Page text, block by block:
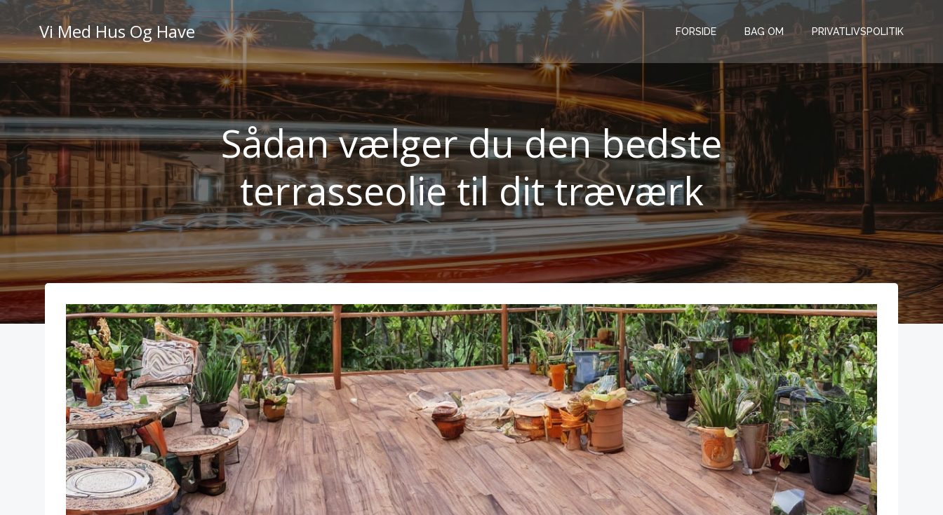
Videre
indholdVi Med Hus Og Have FORSIDE BAG OM PRIVATLIVSPOLITIK
Sådan vælger du den bedste
terrasseolie til dit træværk